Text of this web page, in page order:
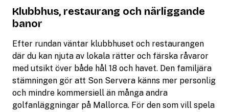
Klubbhus, restaurang och närliggande
banor
Efter rundan väntar klubbhuset och restaurangen
där du kan njuta av lokala rätter och färska råvaror
med utsikt över både hål 18 och havet. Den familjära
stämningen gör att Son Servera känns mer personlig
och mindre kommersiell än många andra
golfanläggningar på Mallorca. För den som vill spela